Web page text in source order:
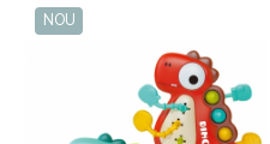
NOU